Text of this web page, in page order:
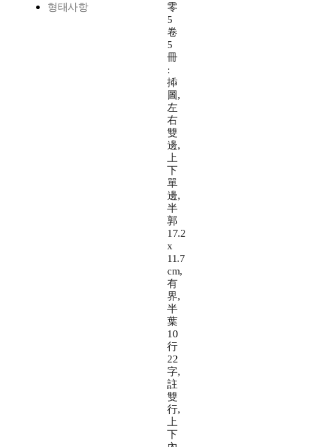
형태사항
零
5
卷
5
冊
:
揷
圖,
左
右
雙
邊,
上
下
單
邊,
半
郭
17.2
x
11.7
cm,
有
界,
半
葉
10
行
22
字,
註
雙
行,
上
下